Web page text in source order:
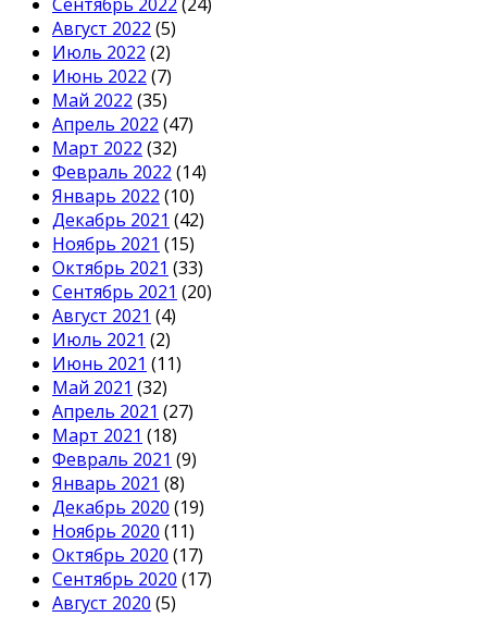
Август 2022 (5)
Июль 2022 (2)
Июнь 2022 (7)
Май 2022 (35)
Апрель 2022 (47)
Март 2022 (32)
Февраль 2022 (14)
Январь 2022 (10)
Декабрь 2021 (42)
Ноябрь 2021 (15)
Октябрь 2021 (33)
Сентябрь 2021 (20)
Август 2021 (4)
Июль 2021 (2)
Июнь 2021 (11)
Май 2021 (32)
Апрель 2021 (27)
Март 2021 (18)
Февраль 2021 (9)
Январь 2021 (8)
Декабрь 2020 (19)
Ноябрь 2020 (11)
Октябрь 2020 (17)
Сентябрь 2020 (17)
Август 2020 (5)